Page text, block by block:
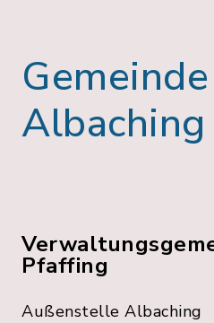
Gemeinde
Albaching
Pfaffing
Außenstelle Albaching